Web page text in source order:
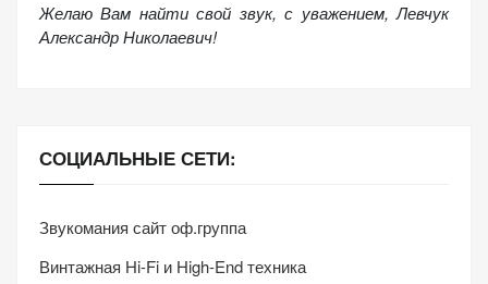
Желаю Вам найти свой звук, с уважением, Левчук
Александр Николаевич!
СОЦИАЛЬНЫЕ СЕТИ:
Звукомания сайт оф.группа
Винтажная Hi-Fi и High-End техника